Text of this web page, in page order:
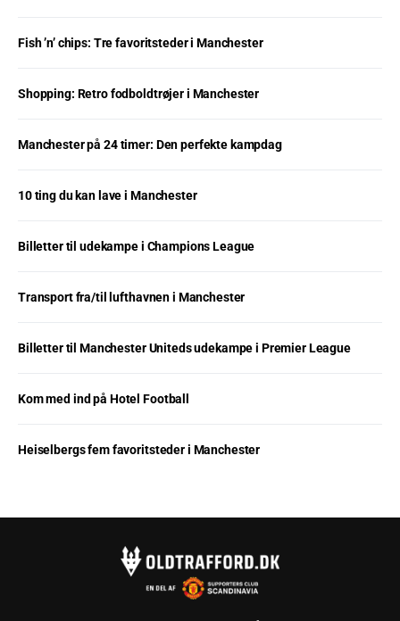
Fish ’n’ chips: Tre favoritsteder i Manchester
Shopping: Retro fodboldtrøjer i Manchester
Manchester på 24 timer: Den perfekte kampdag
10 ting du kan lave i Manchester
Billetter til udekampe i Champions League
Transport fra/til lufthavnen i Manchester
Billetter til Manchester Uniteds udekampe i Premier League
Kom med ind på Hotel Football
Heiselbergs fem favoritsteder i Manchester